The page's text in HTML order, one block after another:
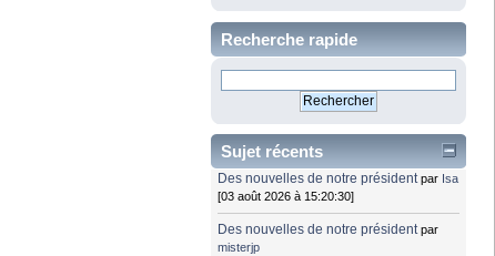
Recherche rapide
Sujet récents
Des nouvelles de notre président par Isa
[03 août 2026 à 15:20:30]
Des nouvelles de notre président par
misterjp